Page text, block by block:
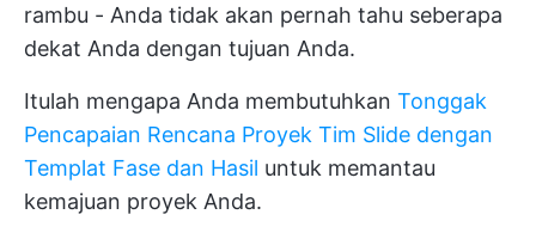
rambu - Anda tidak akan pernah tahu seberapa
dekat Anda dengan tujuan Anda.
Itulah mengapa Anda membutuhkan Tonggak
Pencapaian Rencana Proyek Tim Slide dengan
Templat Fase dan Hasil untuk memantau
kemajuan proyek Anda.